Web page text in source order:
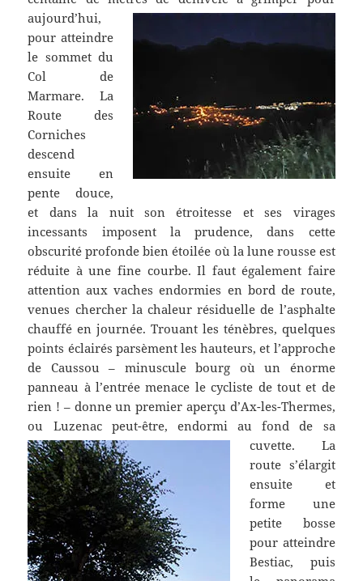
aujourd’hui,
pour atteindre
le sommet du
Col de
Marmare. La
Route des
Corniches
descend
ensuite en
pente douce,
et dans la nuit son étroitesse et ses virages
incessants imposent la prudence, dans cette
obscurité profonde bien étoilée où la lune rousse est
réduite à une fine courbe. Il faut également faire
attention aux vaches endormies en bord de route,
venues chercher la chaleur résiduelle de l’asphalte
chauffé en journée. Trouant les ténèbres, quelques
points éclairés parsèment les hauteurs, et l’approche
de Caussou – minuscule bourg où un énorme
panneau à l’entrée menace le cycliste de tout et de
rien ! – donne un premier aperçu d’Ax-les-Thermes,
ou Luzenac peut-être, endormi au fond de sa
cuvette. La
route s’élargit
ensuite et
forme une
petite bosse
pour atteindre
Bestiac, puis